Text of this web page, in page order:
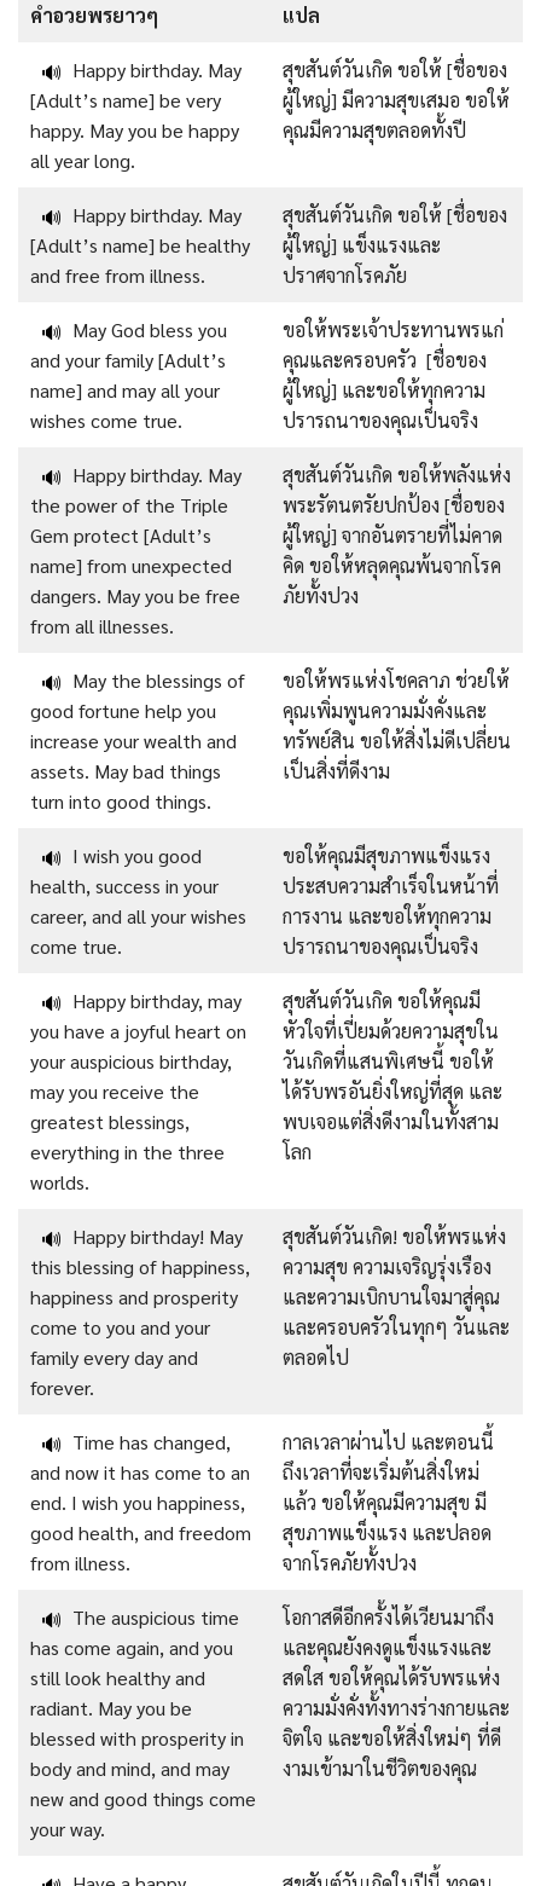
คำอวยพรยาวๆ แปล
🔊 Happy birthday. May
[Adult’s name] be very
happy. May you be happy
all year long.
สุขสันต์วันเกิด ขอให้ [ชื่อของ
ผู้ใหญ่] มีความสุขเสมอ ขอให้
คุณมีความสุขตลอดทั้งปี
🔊 Happy birthday. May
[Adult’s name] be healthy
and free from illness.
สุขสันต์วันเกิด ขอให้ [ชื่อของ
ผู้ใหญ่] แข็งแรงและ
ปราศจากโรคภัย
🔊 May God bless you
and your family [Adult’s
name] and may all your
wishes come true.
ขอให้พระเจ้าประทานพรแก่
คุณและครอบครัว [ชื่อของ
ผู้ใหญ่] และขอให้ทุกความ
ปรารถนาของคุณเป็นจริง
🔊 Happy birthday. May
the power of the Triple
Gem protect [Adult’s
name] from unexpected
dangers. May you be free
from all illnesses.
สุขสันต์วันเกิด ขอให้พลังแห่ง
พระรัตนตรัยปกป้อง [ชื่อของ
ผู้ใหญ่] จากอันตรายที่ไม่คาด
คิด ขอให้หลุดคุณพ้นจากโรค
ภัยทั้งปวง
🔊 May the blessings of
good fortune help you
increase your wealth and
assets. May bad things
turn into good things.
ขอให้พรแห่งโชคลาภ ช่วยให้
คุณเพิ่มพูนความมั่งคั่งและ
ทรัพย์สิน ขอให้สิ่งไม่ดีเปลี่ยน
เป็นสิ่งที่ดีงาม
🔊 I wish you good
health, success in your
career, and all your wishes
come true.
ขอให้คุณมีสุขภาพแข็งแรง
ประสบความสำเร็จในหน้าที่
การงาน และขอให้ทุกความ
ปรารถนาของคุณเป็นจริง
🔊 Happy birthday, may
you have a joyful heart on
your auspicious birthday,
may you receive the
greatest blessings,
everything in the three
worlds.
สุขสันต์วันเกิด ขอให้คุณมี
หัวใจที่เปี่ยมด้วยความสุขใน
วันเกิดที่แสนพิเศษนี้ ขอให้
ได้รับพรอันยิ่งใหญ่ที่สุด และ
พบเจอแต่สิ่งดีงามในทั้งสาม
โลก
🔊 Happy birthday! May
this blessing of happiness,
happiness and prosperity
come to you and your
family every day and
forever.
สุขสันต์วันเกิด! ขอให้พรแห่ง
ความสุข ความเจริญรุ่งเรือง
และความเบิกบานใจมาสู่คุณ
และครอบครัวในทุกๆ วันและ
ตลอดไป
🔊 Time has changed,
and now it has come to an
end. I wish you happiness,
good health, and freedom
from illness.
กาลเวลาผ่านไป และตอนนี้
ถึงเวลาที่จะเริ่มต้นสิ่งใหม่
แล้ว ขอให้คุณมีความสุข มี
สุขภาพแข็งแรง และปลอด
จากโรคภัยทั้งปวง
🔊 The auspicious time
has come again, and you
still look healthy and
radiant. May you be
blessed with prosperity in
body and mind, and may
new and good things come
your way.
โอกาสดีอีกครั้งได้เวียนมาถึง
และคุณยังคงดูแข็งแรงและ
สดใส ขอให้คุณได้รับพรแห่ง
ความมั่งคั่งทั้งทางร่างกายและ
จิตใจ และขอให้สิ่งใหม่ๆ ที่ดี
งามเข้ามาในชีวิตของคุณ